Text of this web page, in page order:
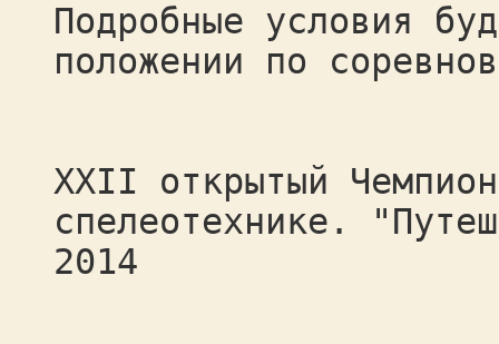
Подробные условия
положении по
XХII открытый
спелеотехнике.
2014